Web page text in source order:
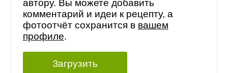
автору. Вы можете добавить
комментарий и идеи к рецепту, а
фотоотчёт сохранится в вашем
профиле.
Загрузить